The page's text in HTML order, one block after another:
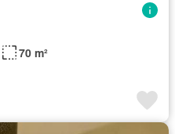
70 m²